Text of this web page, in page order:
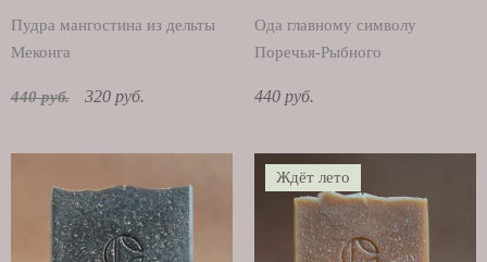
Пудра мангостина из дельты
Меконга
440 руб. 320 руб.
Ода главному символу
Поречья-Рыбного
440 руб.
Ждёт лето